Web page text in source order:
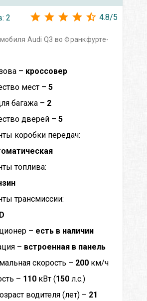
2 4.8/5
Audi Q3 во Франкфурте-
– кроссовер
мест – 5
багажа – 2
дверей – 5
коробки передач:
топлива:
трансмиссии:
– есть в наличии
– встроенная в панель
скорость – 200 км/ч
– 110 кВт (150 л.с.)
водителя (лет) – 21